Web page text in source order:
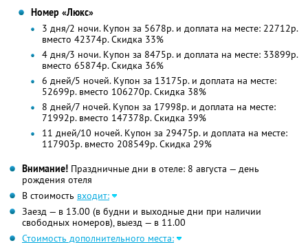
Номер «Люкс»
3 дня/2 ночи. Купон за 5678р. и доплата на месте: 22712р.
вместо 42374р.Скидка 33%
4 дня/3 ночи. Купон за 8475р. и доплата на месте: 33899р.
вместо 65874р.Скидка 36%
6 дней/5 ночей. Купон за 13175р. и доплата на месте:
52699р. вместо 106270р. Скидка 38%
8 дней/7 ночей. Купон за 17998р. и доплата на месте:
71992р. вместо 147378р. Скидка 39%
11 дней/10 ночей. Купон за 29475р. и доплата на месте:
117903р. вместо 208549р. Скидка 29%
Внимание! Праздничные дни в отеле: 8 августа — день
рождения отеля
В стоимость входит:
Заезд — в 13.00 (в будни и выходные дни при наличии
свободных номеров), выезд — в 11.00
Стоимость дополнительного места: